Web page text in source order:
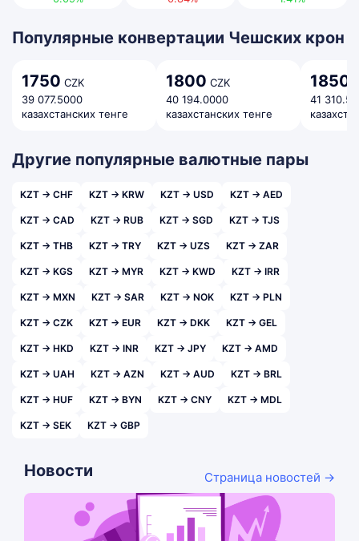
Популярные конвертации Чешских крон
1750 CZK
39 077.5000
казахстанских тенге
1800 CZK
40 194.0000
казахстанских тенге
1850
41
Другие популярные валютные пары
KZT → CHF KZT → KRW KZT → USD KZT → AED
KZT → CAD KZT → RUB KZT → SGD KZT → TJS
KZT → THB KZT → TRY KZT → UZS KZT → ZAR
KZT → KGS KZT → MYR KZT → KWD KZT → IRR
KZT → MXN KZT → SAR KZT → NOK KZT → PLN
KZT → CZK KZT → EUR KZT → DKK KZT → GEL
KZT → HKD KZT → INR KZT → JPY KZT → AMD
KZT → UAH KZT → AZN KZT → AUD KZT → BRL
KZT → HUF KZT → BYN KZT → CNY KZT → MDL
KZT → SEK KZT → GBP
Новости Страница новостей →